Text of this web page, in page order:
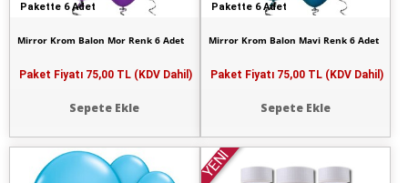
Pakette 6 Adet
Mirror Krom Balon Mor Renk 6 Adet
Paket Fiyatı 75,00 TL (KDV Dahil)
Sepete Ekle
Pakette 6 Adet
Mirror Krom Balon Mavi Renk 6 Adet
Paket Fiyatı 75,00 TL (KDV Dahil)
Sepete Ekle
YENİ